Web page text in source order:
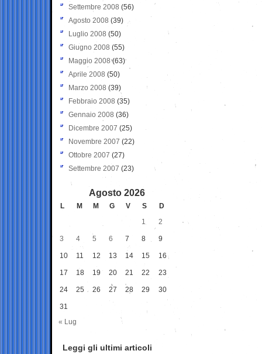
Settembre 2008 (56)
Agosto 2008 (39)
Luglio 2008 (50)
Giugno 2008 (55)
Maggio 2008(63)
Aprile 2008 (50)
Marzo 2008 (39)
Febbraio 2008 (35)
Gennaio 2008 (36)
Dicembre 2007 (25)
Novembre 2007 (22)
Ottobre 2007 (27)
Settembre 2007 (23)
Agosto 2026
L M M G V S
D
1
2
3 4 5 6 7 8 9
10 11 12 13 14 15 16
17 18 19 20 21 22 23
24 25 26 27 28 29 30
31
« Lug
Leggi gli ultimi articoli